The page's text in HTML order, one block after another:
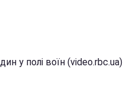
у полі воїн (video.rbc.ua)